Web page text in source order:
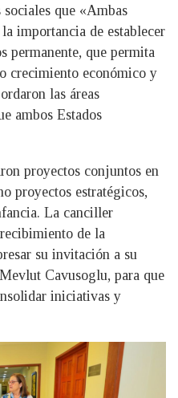
que «Ambas
importancia de establecer
permanente, que permita
crecimiento económico y
las áreas
ambos Estados
proyectos conjuntos en
proyectos estratégicos,
La canciller
de la
su invitación a su
Cavusoglu, para que
iniciativas y